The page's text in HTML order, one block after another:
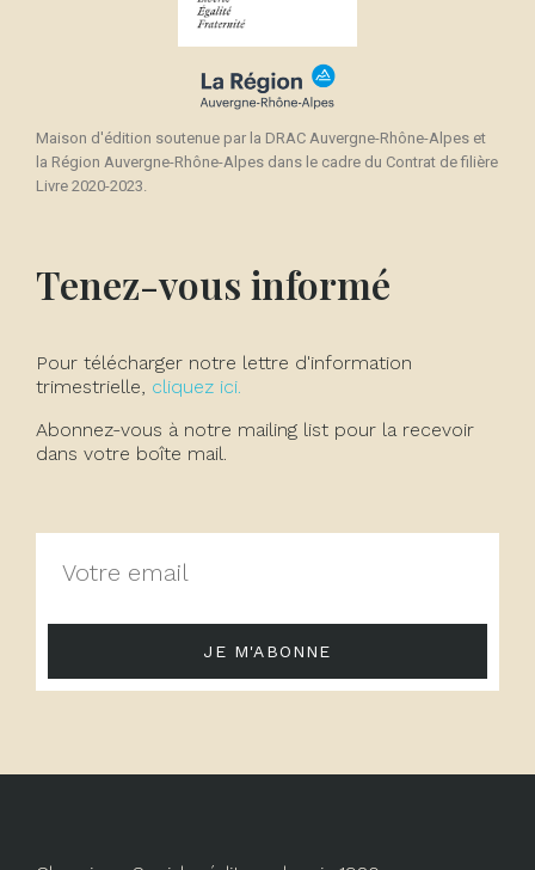
Maison d'édition soutenue par la DRAC Auvergne-Rhône-Alpes et
la Région Auvergne-Rhône-Alpes dans le cadre du Contrat de filière
Livre 2020-2023.
Tenez-vous informé
Pour télécharger notre lettre d'information
trimestrielle, cliquez ici.
Abonnez-vous à notre mailing list pour la recevoir
dans votre boîte mail.
JE M'ABONNE